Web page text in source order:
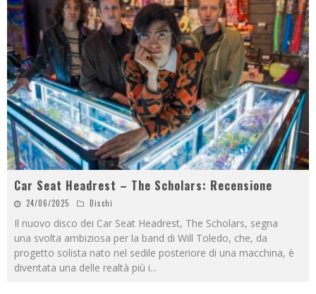
Car Seat Headrest – The Scholars: Recensione
24/06/2025 Dischi
Il nuovo disco dei Car Seat Headrest, The Scholars, segna
una svolta ambiziosa per la band di Will Toledo, che, da
progetto solista nato nel sedile posteriore di una macchina, è
diventata una delle realtà più i...